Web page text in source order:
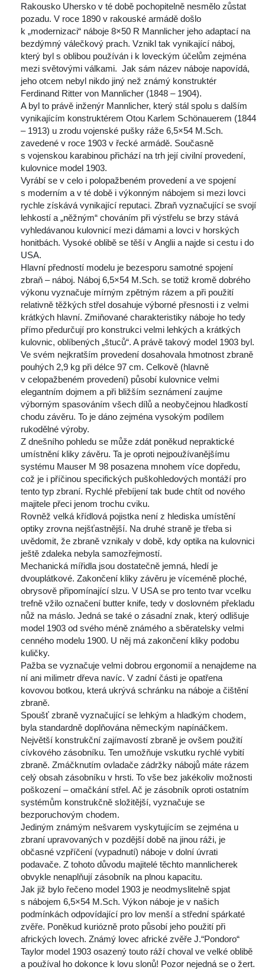
Rakousko Uhersko v té době pochopitelně nesmělo zůstat
pozadu. V roce 1890 v rakouské armádě došlo
k „modernizaci“ náboje 8×50 R Mannlicher jeho adaptací na
bezdýmný válečkový prach. Vznikl tak vynikající náboj,
který byl s oblibou používán i k loveckým účelům zejména
mezi světovými válkami. Jak sám název náboje napovídá,
jeho otcem nebyl nikdo jiný než známý konstruktér
Ferdinand Ritter von Mannlicher (1848 – 1904).
A byl to právě inženýr Mannlicher, který stál spolu s dalším
vynikajícím konstruktérem Otou Karlem Schönauerem (1844
– 1913) u zrodu vojenské pušky ráže 6,5×54 M.Sch.
zavedené v roce 1903 v řecké armádě. Současně
vojenskou karabinou přichází na trh její civilní provedení,
kulovnice model 1903.
Vyrábí se v celo i polopažbeném provedení a ve spojení
moderním a v té době i výkonným nábojem si mezi lovci
rychle získává vynikající reputaci. Zbraň vyznačující se svojí
lehkostí a „něžným“ chováním při výstřelu se brzy stává
vyhledávanou kulovnicí mezi dámami a lovci v horských
honitbách. Vysoké oblibě se těší v Anglii a najde si cestu i do
USA.
Hlavní předností modelu je bezesporu samotné spojení
zbraň – náboj. Náboj 6,5×54 M.Sch. se totiž kromě dobrého
výkonu vyznačuje mírným zpětným rázem a při použití
relativně těžkých střel dosahuje výborné přesnosti i z velmi
krátkých hlavní. Zmiňované charakteristiky náboje ho tedy
přímo předurčují pro konstrukci velmi lehkých a krátkých
kulovnic, oblíbených „štuců“. A právě takový model 1903 byl.
Ve svém nejkratším provedení dosahovala hmotnost zbraně
pouhých 2,9 kg při délce 97 cm. Celkově (hlavně
v celopažbeném provedení) působí kulovnice velmi
elegantním dojmem a při bližším seznámení zaujme
výborným spasováním všech dílů a neobyčejnou hladkostí
chodu závěru. To je dáno zejména vysokým podílem
rukodělné výroby.
Z dnešního pohledu se může zdát poněkud nepraktické
umístnění kliky závěru. Ta je oproti nejpoužívanějšímu
ystému Mauser M 98 posazena mnohem více dopředu,
což je i příčinou specifických puškohledových montáží pro
tento typ zbraní. Rychlé přebíjení tak bude chtít od nového
majitele přeci jenom trochu cviku.
Rovněž velká křídlová pojistka není z hlediska umístění
optiky zrovna nejšťastnější. Na druhé straně je třeba si
uvědomit, že zbraně vznikaly v době, kdy optika na kulovnici
ještě zdaleka nebyla samozřejmostí.
Mechanická mířidla jsou dostatečně jemná, hledí je
dvouplátkové. Zakončení kliky závěru je víceméně ploché,
obrysově připomínající slzu. V USA se pro tento tvar vcelku
trefně vžilo označení butter knife, tedy v doslovném překladu
nůž na máslo. Jedná se také o zásadní znak, který odlišuje
model 1903 od svého méně známého a sběratelsky velmi
cenného modelu 1900. U něj má zakončení kliky podobu
kuličky.
Pažba se vyznačuje velmi dobrou ergonomií a nenajdeme na
ní ani milimetr dřeva navíc. V zadní části je opatřena
kovovou botkou, která ukrývá schránku na náboje a čištění
zbraně.
Spoušť zbraně vyznačující se lehkým a hladkým chodem,
byla standardně doplňována německým napínáčkem.
Největší konstrukční zajímavostí zbraně je ovšem použití
cívkového zásobníku. Ten umožňuje vskutku rychlé vybití
zbraně. Zmáčknutím ovladače zádržky nábojů máte rázem
celý obsah zásobníku v hrsti. To vše bez jakékoliv možnosti
poškození – omačkání střel. Ač je zásobník oproti ostatním
ystémům konstrukčně složitější, vyznačuje se
bezporuchovým chodem.
Jediným známým nešvarem vyskytujícím se zejména u
zbraní upravovaných v pozdější době na jinou ráži, je
občasné vzpříčení (vypadnutí) náboje v dolní úvrati
podavače. Z tohoto důvodu majitelé těchto mannlicherek
obvykle nenaplňují zásobník na plnou kapacitu.
Jak již bylo řečeno model 1903 je neodmyslitelně spjat
nábojem 6,5×54 M.Sch. Výkon náboje je v našich
podmínkách odpovídající pro lov menší a střední spárkaté
zvěře. Poněkud kuriózně proto působí jeho použití při
afrických lovech. Známý lovec africké zvěře J.“Pondoro“
Taylor model 1903 osazený touto ráží choval ve velké oblibě
a používal ho dokonce k lovu slonů! Pozor nejedná se o žert.